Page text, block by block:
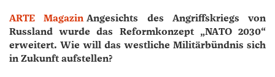
ARTE Magazin Angesichts des Angriffskriegs von
Russland wurde das Reformkonzept „NATO 2030“
erweitert. Wie will das westliche Militärbündnis sich
in Zukunft aufstellen?